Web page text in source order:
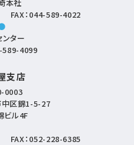
本社
FAX：044-589-4022
ター
589-4099
支店
0003
中区錦1-5-27
ビル4F
FAX：052-228-6385